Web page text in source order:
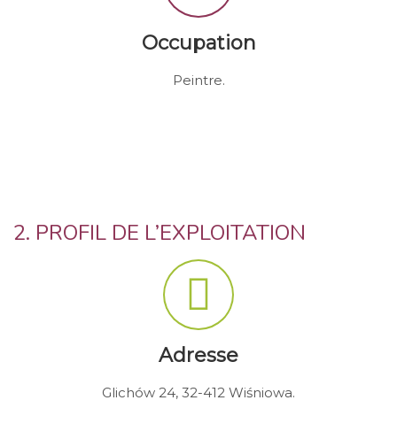
Occupation
Peintre.
2. PROFIL DE L’EXPLOITATION
Adresse
Glichów 24, 32-412 Wiśniowa.